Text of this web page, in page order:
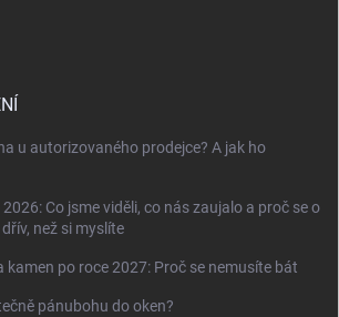
u autorizovaného prodejce? A jak ho
Co jsme viděli, co nás zaujalo a proč se o
než si myslíte
po roce 2027: Proč se nemusíte bát
pánubohu do oken?